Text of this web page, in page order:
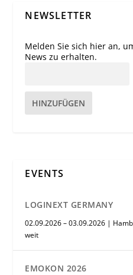
NEWSLETTER
Melden Sie sich hier an,
News zu erhalten.
HINZUFÜGEN
EVENTS
LOGINEXT GERMANY
02.09.2026 – 03.09.2026 |
weit
EMOKON 2026